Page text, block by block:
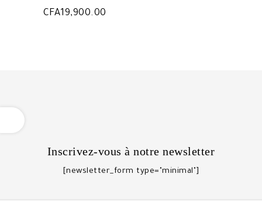
CFA19,900.00
Inscrivez-vous à notre newsletter
[newsletter_form type="minimal"]